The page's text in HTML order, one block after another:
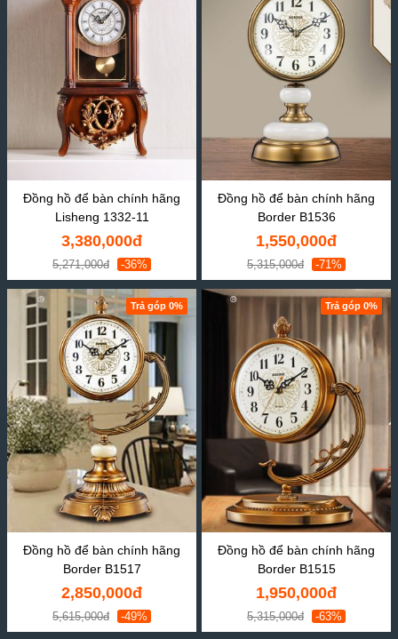
Đồng hồ để bàn chính hãng
Lisheng 1332-11
3,380,000đ
5,271,000đ -36%
Đồng hồ để bàn chính hãng
Border B1536
1,550,000đ
5,315,000đ -71%
Trả góp 0%
Đồng hồ để bàn chính hãng
Border B1517
2,850,000đ
5,615,000đ -49%
Trả góp 0%
Đồng hồ để bàn chính hãng
Border B1515
1,950,000đ
5,315,000đ -63%